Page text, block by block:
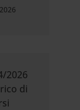
2026
di